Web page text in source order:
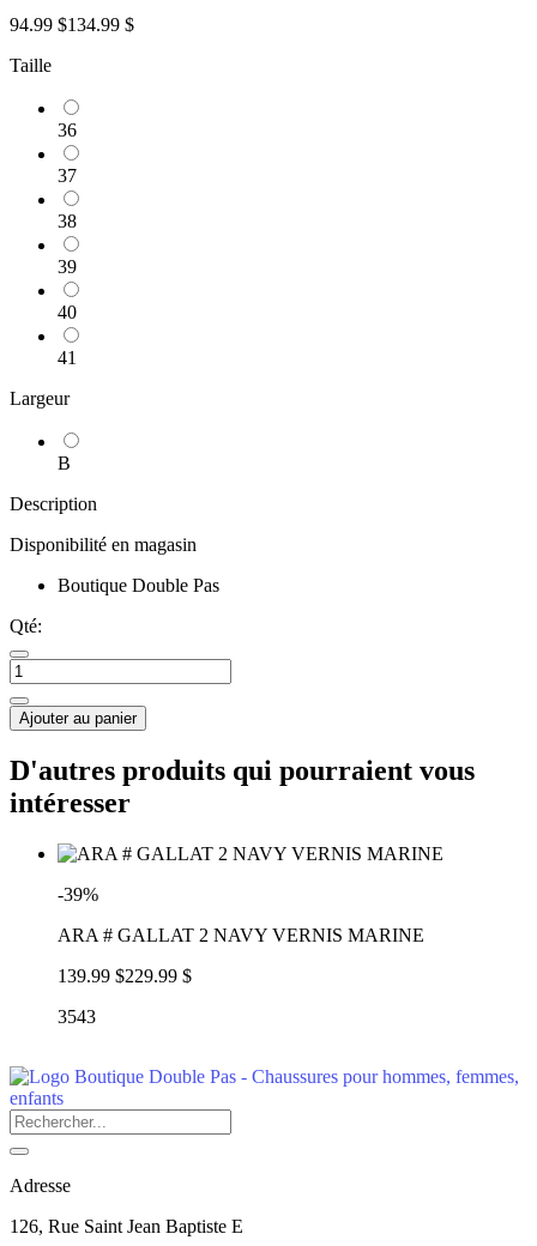
94.99 $134.99 $
Taille
36
37
38
39
40
41
Largeur
B
Description
Disponibilité en magasin
Boutique Double Pas
Qté:
Ajouter au panier
D'autres produits qui pourraient vous
intéresser
-39%
ARA # GALLAT 2 NAVY VERNIS MARINE
139.99 $229.99 $
3543
Adresse
126, Rue Saint Jean Baptiste E